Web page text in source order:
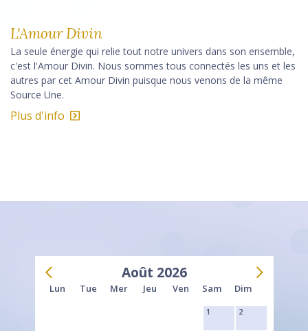
L'Amour Divin
La seule énergie qui relie tout notre univers dans son ensemble,
c'est l'Amour Divin. Nous sommes tous connectés les uns et les
autres par cet Amour Divin puisque nous venons de la même
Source Une.
Plus d'info
Août 2026
Lun Tue Mer Jeu Ven Sam Dim
1 2